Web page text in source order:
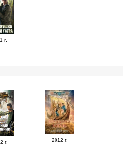
г.
г.
2012 г.